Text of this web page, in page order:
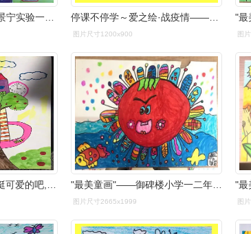
爱之绘·战疫情—畲乡景宁实验一小二年级美术作品微展6《向日葵》 停课不停学～爱之绘·战疫情——景宁县第二实验小学二年级美术
图片尺寸1200x900 图
"最美童画"——御碑楼小学一二年级优秀美术作品期末展示
图片尺寸2665x1999 图